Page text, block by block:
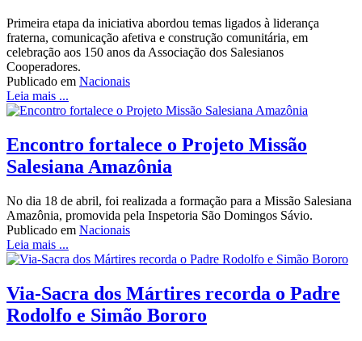
Primeira etapa da iniciativa abordou temas ligados à liderança
fraterna, comunicação afetiva e construção comunitária, em
celebração aos 150 anos da Associação dos Salesianos
Cooperadores.
Publicado em Nacionais
Leia mais ...
Encontro fortalece o Projeto Missão
Salesiana Amazônia
No dia 18 de abril, foi realizada a formação para a Missão Salesiana
Amazônia, promovida pela Inspetoria São Domingos Sávio.
Publicado em Nacionais
Leia mais ...
Via-Sacra dos Mártires recorda o Padre
Rodolfo e Simão Bororo